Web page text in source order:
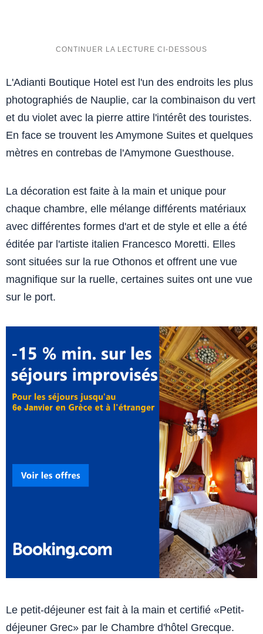
L'Adianti Boutique Hotel est l'un des endroits les plus
photographiés de Nauplie, car la combinaison du vert
et du violet avec la pierre attire l'intérêt des touristes.
En face se trouvent les Amymone Suites et quelques
mètres en contrebas de l'Amymone Guesthouse.
La décoration est faite à la main et unique pour
chaque chambre, elle mélange différents matériaux
avec différentes formes d'art et de style et elle a été
éditée par l'artiste italien Francesco Moretti. Elles
sont situées sur la rue Othonos et offrent une vue
magnifique sur la ruelle, certaines suites ont une vue
sur le port.
Le petit-déjeuner est fait à la main et certifié «Petit-
déjeuner Grec» par le Chambre d'hôtel Grecque.